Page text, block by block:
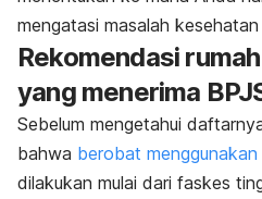
mengatasi masalah
Rekomendasi
yang menerima
Sebelum mengetahui
bahwa berobat
dilakukan mulai dari faskes